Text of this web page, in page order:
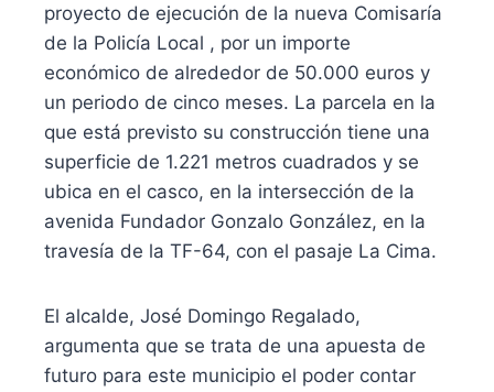
proyecto de ejecución de la nueva Comisaría
de la Policía Local , por un importe
económico de alrededor de 50.000 euros y
un periodo de cinco meses. La parcela en la
que está previsto su construcción tiene una
superficie de 1.221 metros cuadrados y se
ubica en el casco, en la intersección de la
avenida Fundador Gonzalo González, en la
travesía de la TF-64, con el pasaje La Cima.
El alcalde, José Domingo Regalado,
argumenta que se trata de una apuesta de
futuro para este municipio el poder contar